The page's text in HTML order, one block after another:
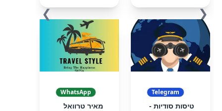
❮
Telegram
טיסות סודיות -
WhatsApp
מאיר טרוואל
❯